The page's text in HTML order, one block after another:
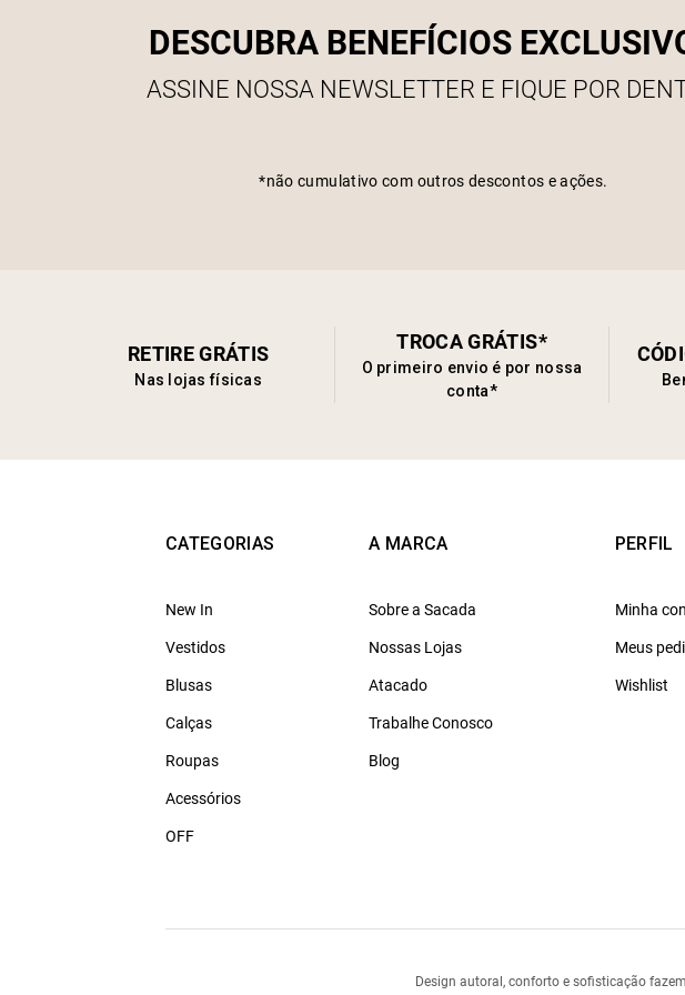
DESCUBRA BENEFÍCIOS
ASSINE NOSSA NEWSLETTER E FIQUE POR
*não cumulativo com outros descontos e ações.
RETIRE GRÁTIS
Nas lojas físicas
TROCA GRÁTIS*
O primeiro envio é por nossa
conta*
CATEGORIAS
New In
Vestidos
Blusas
Calças
Roupas
Acessórios
OFF
A MARCA
Sobre a Sacada
Nossas Lojas
Atacado
Trabalhe Conosco
Blog
PERFIL
Minha
Meus
Wishlist
Design autoral, conforto e sofisticação